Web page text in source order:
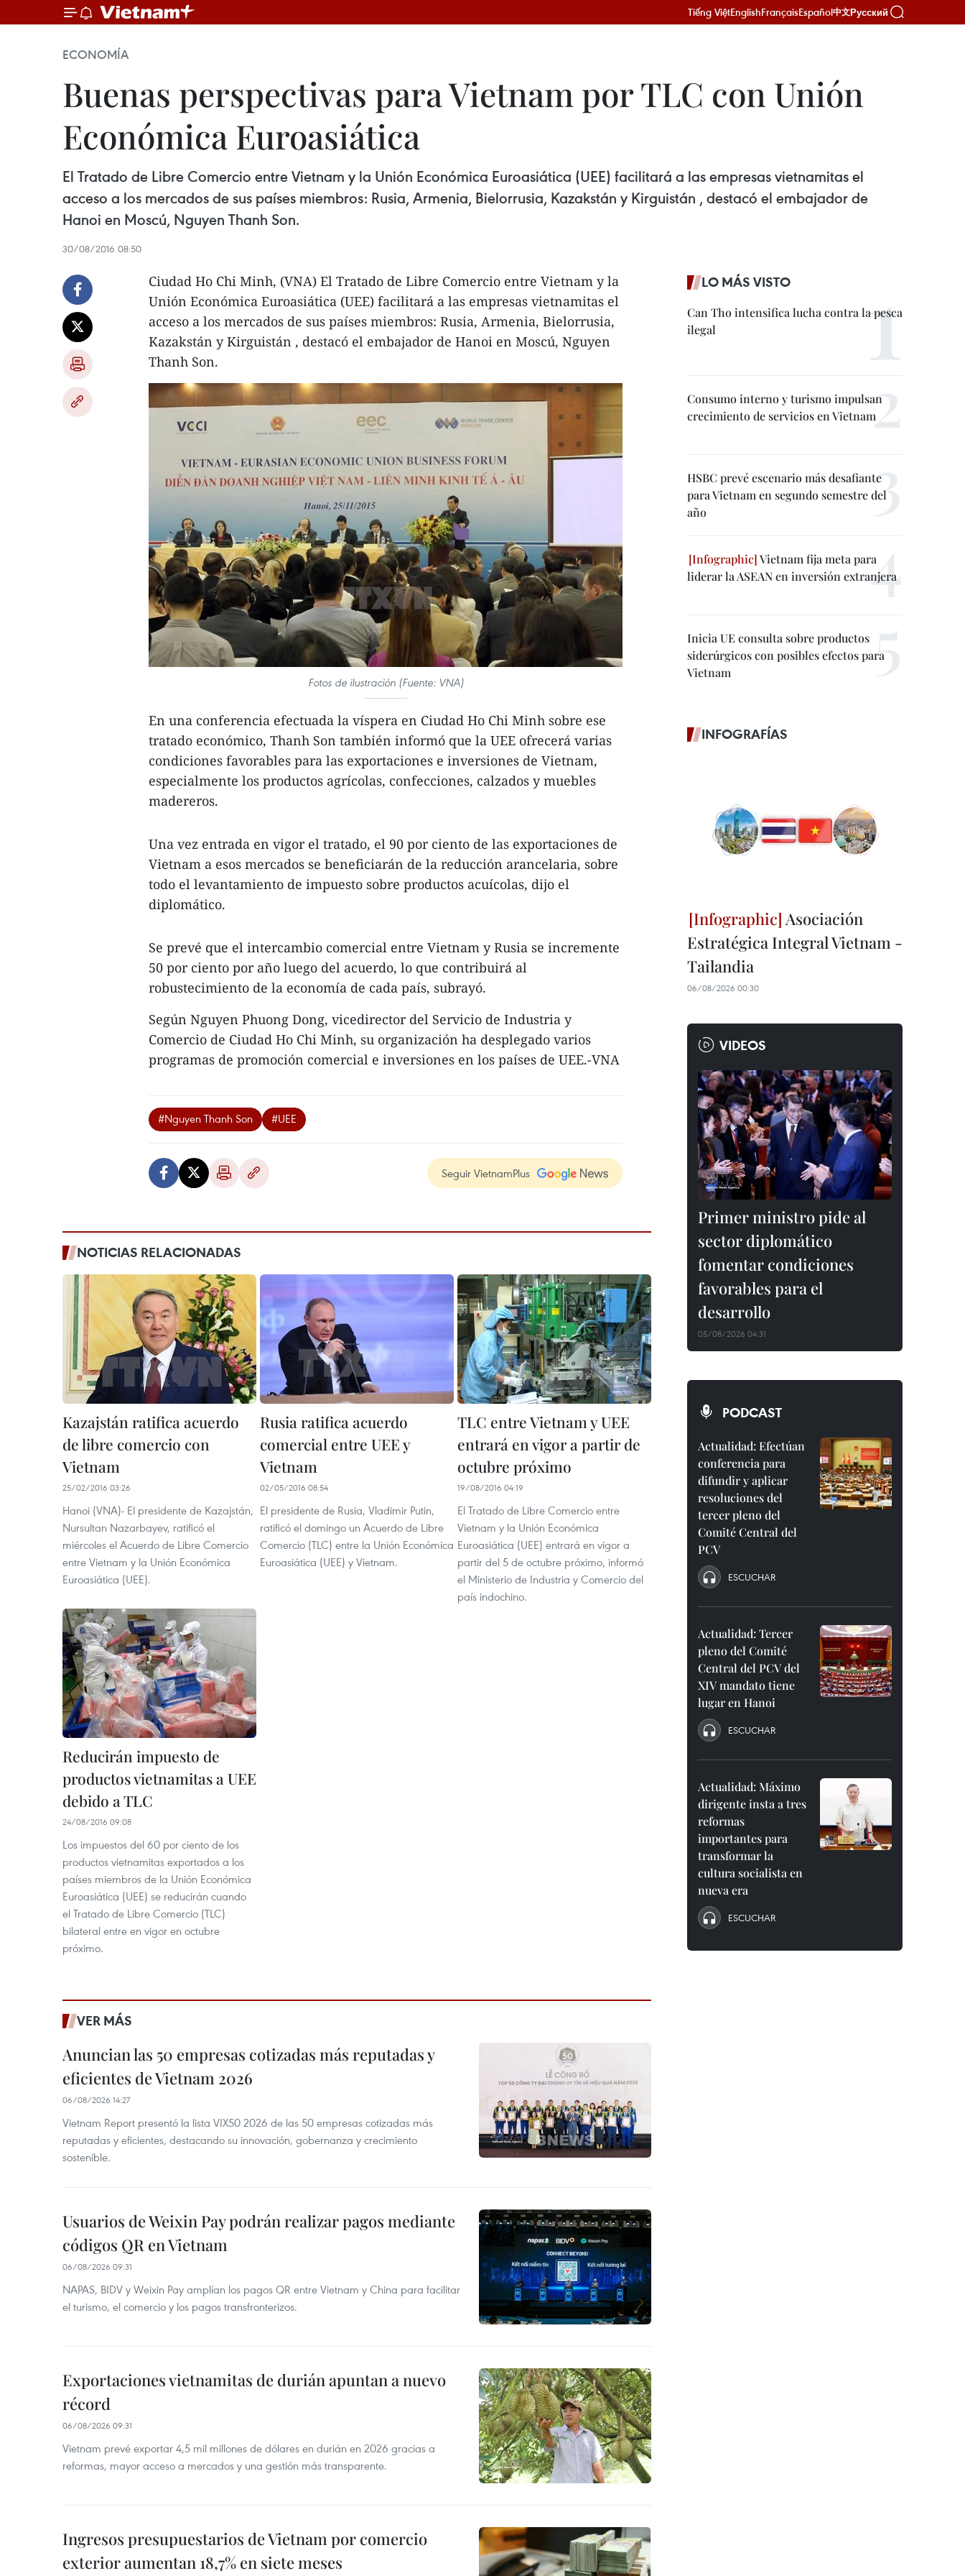
Tiếng ViệtEnglishFrançaisEspañol中文Русский
ECONOMÍA
Buenas perspectivas para Vietnam por TLC con Unión
Económica Euroasiática
El Tratado de Libre Comercio entre Vietnam y la Unión Económica Euroasiática (UEE) facilitará a las empresas vietnamitas el
acceso a los mercados de sus países miembros: Rusia, Armenia, Bielorrusia, Kazakstán y Kirguistán , destacó el embajador de
Hanoi en Moscú, Nguyen Thanh Son.
30/08/2016 08:50
Ciudad Ho Chi Minh, (VNA) El Tratado de Libre Comercio entre Vietnam y la
Unión Económica Euroasiática (UEE) facilitará a las empresas vietnamitas el
acceso a los mercados de sus países miembros: Rusia, Armenia, Bielorrusia,
Kazakstán y Kirguistán , destacó el embajador de Hanoi en Moscú, Nguyen
Thanh Son.
Fotos de ilustración (Fuente: VNA)
En una conferencia efectuada la víspera en Ciudad Ho Chi Minh sobre ese
tratado económico, Thanh Son también informó que la UEE ofrecerá varias
condiciones favorables para las exportaciones e inversiones de Vietnam,
especialmente los productos agrícolas, confecciones, calzados y muebles
madereros.
Una vez entrada en vigor el tratado, el 90 por ciento de las exportaciones de
Vietnam a esos mercados se beneficiarán de la reducción arancelaria, sobre
todo el levantamiento de impuesto sobre productos acuícolas, dijo el
diplomático.
Se prevé que el intercambio comercial entre Vietnam y Rusia se incremente
50 por ciento por año luego del acuerdo, lo que contribuirá al
robustecimiento de la economía de cada país, subrayó.
Según Nguyen Phuong Dong, vicedirector del Servicio de Industria y
Comercio de Ciudad Ho Chi Minh, su organización ha desplegado varios
programas de promoción comercial e inversiones en los países de UEE.-VNA
#Nguyen Thanh Son #UEE
Seguir VietnamPlus
NOTICIAS RELACIONADAS
Kazajstán ratifica acuerdo
de libre comercio con
Vietnam
25/02/2016 03:26
Hanoi (VNA)- El presidente de Kazajstán,
Nursultan Nazarbayev, ratificó el
miércoles el Acuerdo de Libre Comercio
entre Vietnam y la Unión Económica
Euroasiática ​(UEE).
Rusia ratifica acuerdo
comercial entre UEE y
Vietnam
02/05/2016 08:54
El presidente de Rusia, Vladimir Putin,
ratificó el domingo un Acuerdo de Libre
Comercio (TLC) entre la Unión Económica
Euroasiática (UEE) y Vietnam.
TLC entre Vietnam y UEE
entrará en vigor a partir de
octubre próximo
19/08/2016 04:19
El Tratado de Libre Comercio entre
Vietnam y la Unión Económica
Euroasiática (UEE) entrará en vigor a
partir del 5 de octubre próximo, informó
el Ministerio de Industria y Comercio del
país indochino.
Reducirán impuesto de
productos vietnamitas a UEE
debido a TLC
24/08/2016 09:08
Los impuestos del 60 por ciento de los
productos vietnamitas exportados a los
países miembros de la Unión Económica
Euroasiática (UEE) se reducirán cuando
el Tratado de Libre Comercio (TLC)
bilateral entre en vigor en octubre
próximo.
VER MÁS
Anuncian las 50 empresas cotizadas más reputadas y
eficientes de Vietnam 2026
06/08/2026 14:27
Vietnam Report presentó la lista VIX50 2026 de las 50 empresas cotizadas más
reputadas y eficientes, destacando su innovación, gobernanza y crecimiento
sostenible.
Usuarios de Weixin Pay podrán realizar pagos mediante
códigos QR en Vietnam
06/08/2026 09:31
NAPAS, BIDV y Weixin Pay amplían los pagos QR entre Vietnam y China para facilitar
el turismo, el comercio y los pagos transfronterizos.
Exportaciones vietnamitas de durián apuntan a nuevo
récord
06/08/2026 09:31
Vietnam prevé exportar 4,5 mil millones de dólares en durián en 2026 gracias a
reformas, mayor acceso a mercados y una gestión más transparente.
Ingresos presupuestarios de Vietnam por comercio
exterior aumentan 18,7% en siete meses
LO MÁS VISTO
Can Tho intensifica lucha contra la pesca
ilegal
Consumo interno y turismo impulsan
crecimiento de servicios en Vietnam
HSBC prevé escenario más desafiante
para Vietnam en segundo semestre del
año
Vietnam fija meta para
liderar la ASEAN en inversión extranjera
Inicia UE consulta sobre productos
siderúrgicos con posibles efectos para
Vietnam
INFOGRAFÍAS
Asociación
Estratégica Integral Vietnam -
Tailandia
06/08/2026 00:30
VIDEOS
Primer ministro pide al
sector diplomático
fomentar condiciones
favorables para el
desarrollo
05/08/2026 04:31
PODCAST
Actualidad: Efectúan
conferencia para
difundir y aplicar
resoluciones del
tercer pleno del
Comité Central del
PCV
ESCUCHAR
Actualidad: Tercer
pleno del Comité
Central del PCV del
XIV mandato tiene
lugar en Hanoi
ESCUCHAR
Actualidad: Máximo
dirigente insta a tres
reformas
importantes para
transformar la
cultura socialista en
nueva era
ESCUCHAR